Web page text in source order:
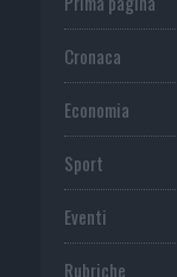
Cronaca
Economia
Sport
Eventi
Rubriche